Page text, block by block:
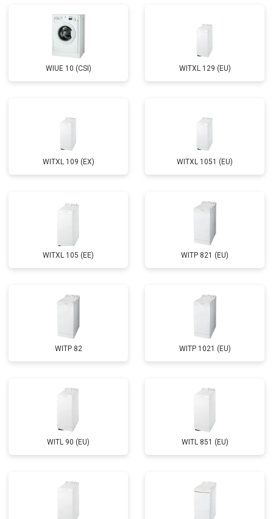
Замена амортизаторов
Замена подшипников от 2800 ₽
Замена мотора от 3800 ₽ Заказать
Замена блока управления Заказать
Замена прессостата от 3350 ₽ Заказать
Замена сливного шланга от 2100 ₽ Заказать
Замена УБЛ от 2100 ₽
Замена приводного ремня Заказать
WIUE 10 (CSI) WITXL 129 (EU)
WITXL 109 (EX) WITXL 1051 (EU)
WITXL 105 (EE) WITP 821 (EU)
WITP 82 WITP 1021 (EU)
WITL 90 (EU) WITL 851 (EU)